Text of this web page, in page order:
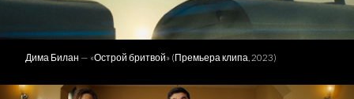
Дима Билан — «Острой бритвой» (Премьера клипа, 2023)